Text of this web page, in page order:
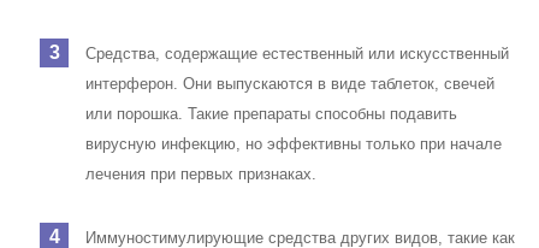
Средства, содержащие естественный или искусственный
интерферон. Они выпускаются в виде таблеток, свечей
или порошка. Такие препараты способны подавить
вирусную инфекцию, но эффективны только при начале
лечения при первых признаках.
Иммуностимулирующие средства других видов, такие как